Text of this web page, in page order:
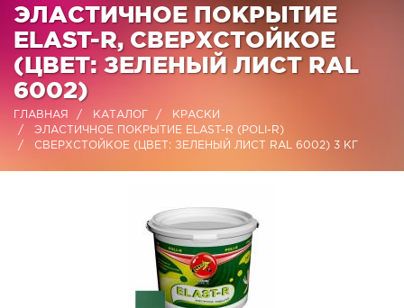
ЭЛАСТИЧНОЕ ПОКРЫТИЕ
ELAST-R, СВЕРХСТОЙКОЕ
(ЦВЕТ: ЗЕЛЕНЫЙ ЛИСТ RAL
6002)
ГЛАВНАЯ КАТАЛОГ
КРАСКИ
ЭЛАСТИЧНОЕ ПОКРЫТИЕ ELAST-R (POLI-R)
СВЕРХСТОЙКОЕ (ЦВЕТ: ЗЕЛЕНЫЙ ЛИСТ RAL 6002) 3 КГ